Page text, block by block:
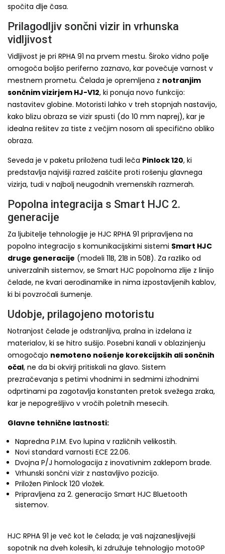
spočita dlje časa.
Prilagodljiv sončni vizir in vrhunska
vidljivost
Vidljivost je pri RPHA 91 na prvem mestu. Široko vidno polje
omogoča boljšo periferno zaznavo, kar povečuje varnost v
mestnem prometu. Čelada je opremljena z notranjim
sončnim vizirjem HJ-V12, ki ponuja novo funkcijo:
nastavitev globine. Motoristi lahko v treh stopnjah nastavijo,
kako blizu obraza se vizir spusti (do 10 mm naprej), kar je
idealna rešitev za tiste z večjim nosom ali specifično obliko
obraza.
Seveda je v paketu priložena tudi leča Pinlock 120, ki
predstavlja najvišji razred zaščite proti rošenju glavnega
vizirja, tudi v najbolj neugodnih vremenskih razmerah.
Popolna integracija s Smart HJC 2.
generacije
Za ljubitelje tehnologije je HJC RPHA 91 pripravljena na
popolno integracijo s komunikacijskimi sistemi Smart HJC
druge generacije (modeli 11B, 21B in 50B). Za razliko od
univerzalnih sistemov, se Smart HJC popolnoma zlije z linijo
čelade, ne kvari aerodinamike in nima izpostavljenih kablov,
ki bi povzročali šumenje.
Udobje, prilagojeno motoristu
Notranjost čelade je odstranljiva, pralna in izdelana iz
materialov, ki se hitro sušijo. Posebni kanali v oblazinjenju
omogočajo nemoteno nošenje korekcijskih ali sončnih
očal, ne da bi okvirji pritiskali na glavo. Sistem
prezračevanja s petimi vhodnimi in sedmimi izhodnimi
odprtinami pa zagotavlja konstanten pretok svežega zraka,
kar je nepogrešljivo v vročih poletnih mesecih.
Glavne tehnične lastnosti:
Napredna P.I.M. Evo lupina v različnih velikostih.
Novi standard varnosti ECE 22.06.
Dvojna P/J homologacija z inovativnim zaklepom brade.
Vrhunski sončni vizir z nastavljivo pozicijo.
Priložen Pinlock 120 vložek.
Pripravljena za 2. generacijo Smart HJC Bluetooth
sistemov.
HJC RPHA 91 je več kot le čelada; je vaš najzanesljivejši
sopotnik na dveh kolesih, ki združuje tehnologijo motoGP